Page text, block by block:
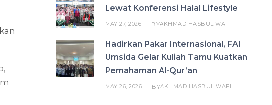
Lewat Konferensi Halal Lifestyle
MAY 27, 2026 BYAKHMAD HASBUL WAFI
Hadirkan Pakar Internasional, FAI
Umsida Gelar Kuliah Tamu Kuatkan
Pemahaman Al-Qur’an
MAY 26, 2026 BYAKHMAD HASBUL WAFI